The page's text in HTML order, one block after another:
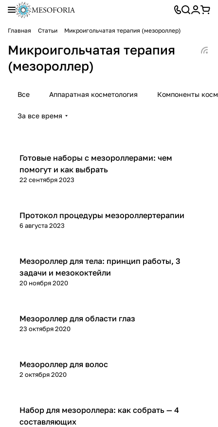
Главная Статьи Микроигольчатая терапия (мезороллер)
Микроигольчатая терапия
(мезороллер)
Все Аппаратная косметология Компоненты
За все время
Микроигольчатая терапия (мезороллер)
22 сентября 2023
Готовые наборы с мезороллерами: чем
помогут и как выбрать
Микроигольчатая терапия (мезороллер)
6 августа 2023
Протокол процедуры мезороллертерапии
Микроигольчатая терапия (мезороллер)
20 ноября 2020
Мезороллер для тела: принцип работы, 3
задачи и мезококтейли
Микроигольчатая терапия (мезороллер)
23 октября 2020
Мезороллер для области глаз
Микроигольчатая терапия (мезороллер)
2 октября 2020
Мезороллер для волос
Микроигольчатая терапия (мезороллер)
Набор для мезороллера: как собрать — 4
составляющих